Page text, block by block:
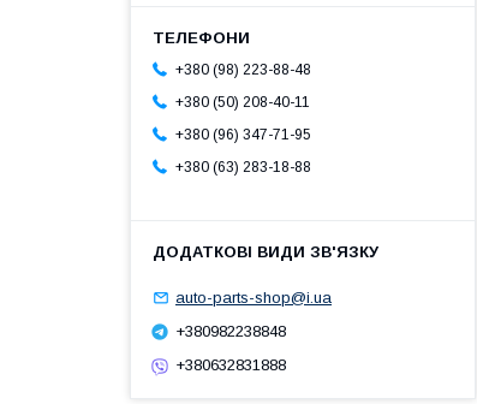
+380 (98) 223-88-48
+380 (50) 208-40-11
+380 (96) 347-71-95
+380 (63) 283-18-88
auto-parts-shop@i.ua
+380982238848
+380632831888